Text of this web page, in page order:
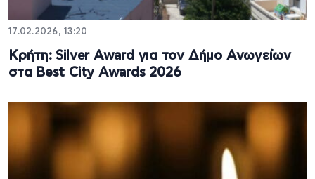
17.02.2026, 13:20
Κρήτη: Silver Award για τον Δήμο Ανωγείων
στα Best City Awards 2026